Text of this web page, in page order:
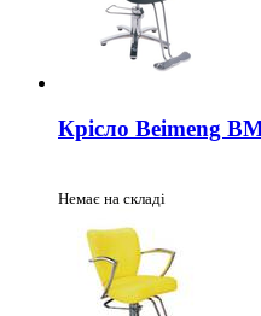
Крісло Beimeng
Немає на складі